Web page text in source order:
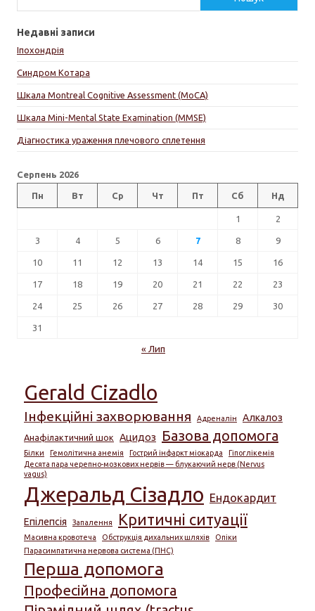
Недавні записи
Іпохондрія
Синдром Котара
Шкала Montreal Cognitive Assessment (MoCA)
Шкала Mini-Mental State Examination (MMSE)
Діагностика ураження плечового сплетення
Серпень 2026
Пн Вт Ср Чт Пт Сб Нд
1 2
3 4 5 6 7 8 9
10 11 12 13 14 15 16
17 18 19 20 21 22 23
24 25 26 27 28 29 30
31
« Лип
Gerald Cizadlo
Інфекційні захворювання Адреналін Алкалоз
Анафілактичний шок Ацидоз Базова допомога
Білки Гемолітична анемія Гострий інфаркт міокарда
Гіпоглікемія
Десята пара черепно-мозкових нервів — блукаючий нерв (Nervus
vagus)
Джеральд Сізадло Ендокардит
Епілепсія Запалення Критичні ситуації
Масивна кровотеча Обструкція дихальних шляхів
Опіки
Парасимпатична нервова система (ПНС)
Перша допомога
Професійна допомога